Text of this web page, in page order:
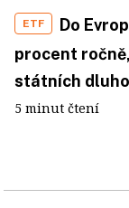
ETF
Do
procent
státních
5 minut čtení